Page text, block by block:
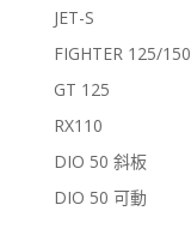
JET-S
FIGHTER 125/150
GT 125
RX110
DIO 50 斜板
DIO 50 可動